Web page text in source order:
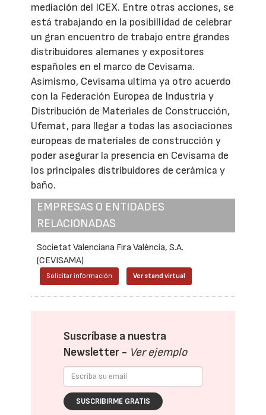
mediación del ICEX. Entre otras acciones, se
está trabajando en la posibillidad de celebrar
un gran encuentro de trabajo entre grandes
distribuidores alemanes y expositores
españoles en el marco de Cevisama.
Asimismo, Cevisama ultima ya otro acuerdo
con la Federación Europea de Industria y
Distribución de Materiales de Construcción,
Ufemat, para llegar a todas las asociaciones
europeas de materiales de construcción y
poder asegurar la presencia en Cevisama de
los principales distribuidores de cerámica y
baño.
EMPRESAS O ENTIDADES
RELACIONADAS
Societat Valenciana Fira València, S.A.
(CEVISAMA)
Solicitar información Ver stand virtual
Suscríbase a nuestra
Newsletter - Ver ejemplo
SUSCRIBIRME GRATIS